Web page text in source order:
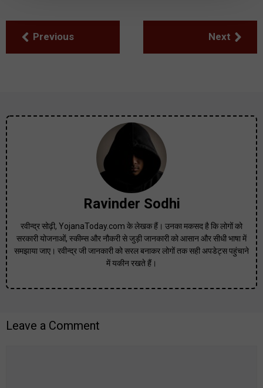
Previous Next
Ravinder Sodhi
रवीन्द्र सोढ़ी, YojanaToday.com के लेखक हैं। उनका मकसद है कि लोगों को
सरकारी योजनाओं, स्कीम्स और नौकरी से जुड़ी जानकारी को आसान और सीधी भाषा में
समझाया जाए। रवीन्द्र जी जानकारी को सरल बनाकर लोगों तक सही अपडेट्स पहुंचाने
में यकीन रखते हैं।
Leave a Comment